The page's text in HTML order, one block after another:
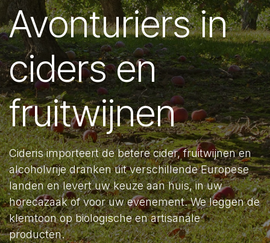
Avonturiers in
ciders en
fruitwijnen
Cideris importeert de betere cider, fruitwijnen en
alcoholvrije dranken uit verschillende Europese
landen en levert uw keuze aan huis, in uw
horecazaak of voor uw evenement. We leggen de
klemtoon op biologische en artisanale
producten.